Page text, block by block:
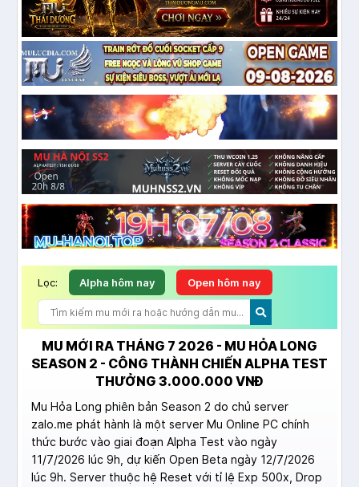
Lọc: Alpha hôm nay Open hôm nay
MU MỚI RA THÁNG 7 2026 - MU HỎA LONG
SEASON 2 - CÔNG THÀNH CHIẾN ALPHA TEST
THƯỞNG 3.000.000 VNĐ
Mu Hỏa Long phiên bản Season 2 do chủ server
zalo.me phát hành là một server Mu Online PC chính
thức bước vào giai đoạn Alpha Test vào ngày
11/7/2026 lúc 9h, dự kiến Open Beta ngày 12/7/2026
lúc 9h. Server thuộc hệ Reset với tỉ lệ Exp 500x, Drop